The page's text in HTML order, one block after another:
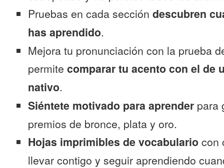
Pruebas en cada sección descubren
has aprendido.
Mejora tu pronunciación con la prueba
permite comparar tu acento con el de
nativo.
Siéntete motivado para aprender para
premios de bronce, plata y oro.
Hojas imprimibles de vocabulario con
llevar contigo y seguir aprendiendo